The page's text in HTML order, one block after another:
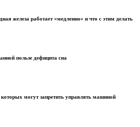
железа работает «медленно» и что с этим делать
пользе дефицита сна
могут запретить управлять машиной